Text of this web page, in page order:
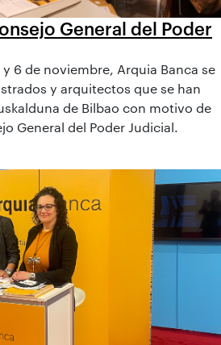
General del Poder
6 de noviembre, Arquia Banca se
y arquitectos que se han
de Bilbao con motivo de
General del Poder Judicial.